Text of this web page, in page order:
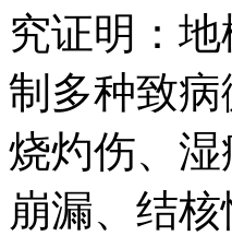
究证明：
制多种致
烧灼伤、
崩漏、结